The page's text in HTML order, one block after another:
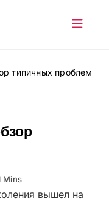
типичных проблем
Mins
вышел на